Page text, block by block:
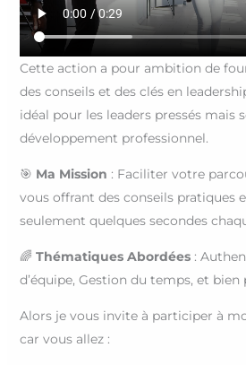
Cette action a pour ambition de
des conseils et des clés en
idéal pour les leaders pressés mais
développement professionnel.
🎯 Ma Mission : Faciliter votre
vous offrant des conseils pratiques
seulement quelques secondes
🌈 Thématiques Abordées:
d’équipe, Gestion du temps, et bien
Alors je vous invite à participer à
car vous allez :